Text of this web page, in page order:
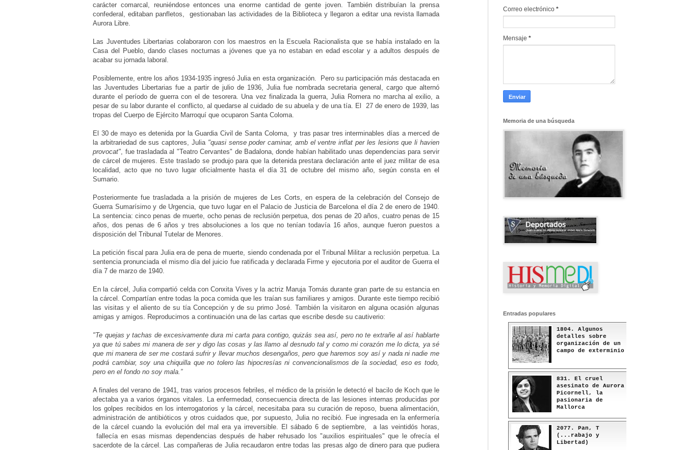
carácter comarcal, reuniéndose entonces una enorme cantidad de gente joven.
También distribuían la prensa
confederal, editaban panfletos, gestionaban las actividades de la Biblioteca y llegaron a editar una revista llamada
Aurora Libre.
Las Juventudes Libertarias colaboraron con los maestros en la Escuela Racionalista que se había instalado en la
Casa del Pueblo, dando clases nocturnas a jóvenes que ya no estaban en edad escolar y a adultos después de
acabar su jornada laboral.
Posiblemente, entre los años 1934-1935 ingresó Julia en esta organización. Pero su participación más destacada en
las Juventudes Libertarias fue a partir de julio de 1936, Julia fue nombrada secretaria general, cargo que alternó
durante el período de guerra con el de tesorera. Una vez finalizada la guerra, Julia Romera no marcha al exilio, a
pesar de su labor durante el conflicto, al quedarse al cuidado de su abuela y de una tía. El 27 de enero de 1939, las
tropas del Cuerpo de Ejército Marroquí que ocuparon Santa Coloma.
El 30 de mayo es detenida por la Guardia Civil de Santa Coloma, y tras pasar tres interminables días a merced de
la arbitrariedad de sus captores, Julia "quasi sense poder caminar, amb el ventre inflat per les lesions que li havien
provocat" , fue trasladada al "Teatro Cervantes" de Badalona, donde habían habilitado unas dependencias para servir
de cárcel de mujeres. Este traslado se produjo para que la detenida prestara declaración ante el juez militar de esa
localidad, acto que no tuvo lugar oficialmente hasta el día 31 de octubre del mismo año, según consta en el
Sumario.
Posteriormente fue trasladada a la prisión de mujeres de Les Corts, en espera de la celebración del Consejo de
Guerra Sumarísimo y de Urgencia, que tuvo lugar en el Palacio de Justicia de Barcelona el día 2 de enero de 1940.
La sentencia: cinco penas de muerte, ocho penas de reclusión perpetua, dos penas de 20 años, cuatro penas de 15
años, dos penas de 6 años y tres absoluciones a los que no tenían todavía 16 años, aunque fueron puestos a
disposición del Tribunal Tutelar de Menores.
La petición fiscal para Julia era de pena de muerte, siendo condenada por el Tribunal Militar a reclusión perpetua. La
sentencia pronunciada el mismo día del juicio fue ratificada y declarada Firme y ejecutoria por el auditor de Guerra el
día 7 de marzo de 1940.
En la cárcel, Julia compartió celda con Conxita Vives y la actriz Maruja Tomás durante gran parte de su estancia en
la cárcel. Compartían entre todas la poca comida que les traían sus familiares y amigos. Durante este tiempo recibió
las visitas y el aliento de su tía Concepción y de su primo José. También la visitaron en alguna ocasión algunas
amigas y amigos. Reproducimos a continuación una de las cartas que escribe desde su cautiverio:
"Te quejas y tachas de excesivamente dura mi carta para contigo, quizás sea así, pero no te extrañe al así hablarte
ya que tú sabes mi manera de ser y digo las cosas y las llamo al desnudo tal y como mi corazón me lo dicta, ya sé
que mi manera de ser me costará sufrir y llevar muchos desengaños, pero que haremos soy así y nada ni nadie me
podrá cambiar, soy una chiquilla que no tolero las hipocresías ni convencionalismos de la sociedad, eso es todo,
pero en el fondo no soy mala. ”
A finales del verano de 1941, tras varios procesos febriles, el médico de la prisión le detectó el bacilo de Koch que le
afectaba ya a varios órganos vitales. La enfermedad, consecuencia directa de las lesiones internas producidas por
los golpes recibidos en los interrogatorios y la cárcel, necesitaba para su curación de reposo, buena alimentación,
administración de antibióticos y otros cuidados que, por supuesto, Julia no recibió. Fue ingresada en la enfermería
de la cárcel cuando la evolución del mal era ya irreversible. El sábado 6 de septiembre, a las veintidós horas,
fallecía en esas mismas dependencias después de haber rehusado los "auxilios espirituales" que le ofrecía el
sacerdote de la cárcel. Las compañeras de Julia recaudaron entre todas las presas algo de dinero para que pudiera
Correo electrónico *
Mensaje *
Memoria de una búsqueda
Entradas populares
1804. Algunos
detalles sobre
organización de un
campo de exterminio
831. El cruel
asesinato de Aurora
Picornell, la
pasionaria de
Mallorca
2077. Pan, T
(...rabajo y
Libertad)